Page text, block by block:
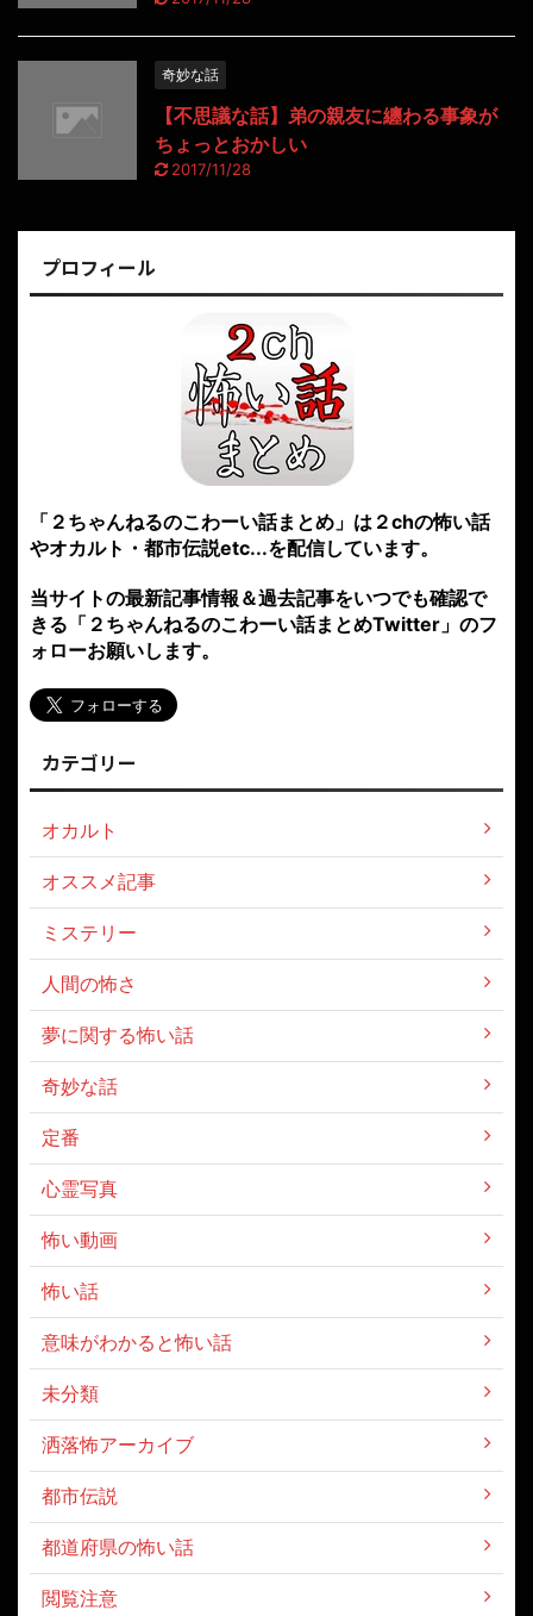
奇妙な話
【不思議な話】弟の親友に纏わる事象が
ちょっとおかしい
2017/11/28
プロフィール
「２ちゃんねるのこわーい話まとめ」は２chの怖い話
やオカルト・都市伝説etc...を配信しています。
当サイトの最新記事情報＆過去記事をいつでも確認で
きる「２ちゃんねるのこわーい話まとめTwitter」のフ
ォローお願いします。
カテゴリー
オカルト
オススメ記事
ミステリー
人間の怖さ
夢に関する怖い話
奇妙な話
定番
心霊写真
怖い動画
怖い話
意味がわかると怖い話
未分類
洒落怖アーカイブ
都市伝説
都道府県の怖い話
閲覧注意